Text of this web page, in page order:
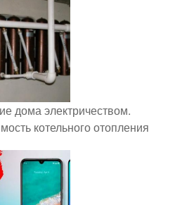
дома электричеством.
котельного отопления